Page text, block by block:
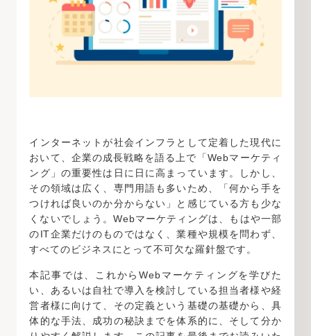
インターネットが社会インフラとして定着した現代に
おいて、企業の成長戦略を語る上で「Webマーケティ
ング」の重要性は日に日に高まっています。しかし、
その領域は広く、専門用語も多いため、「何から手を
つければ良いのか分からない」と感じている方も少な
くないでしょう。Webマーケティングは、もはや一部
のIT企業だけのものではなく、業種や規模を問わず、
すべてのビジネスにとって不可欠な羅針盤です。
本記事では、これからWebマーケティングを学びた
い、あるいは自社で導入を検討している担当者様や経
営者様に向けて、その定義という基礎の基礎から、具
体的な手法、成功の秘訣までを体系的に、そして分か